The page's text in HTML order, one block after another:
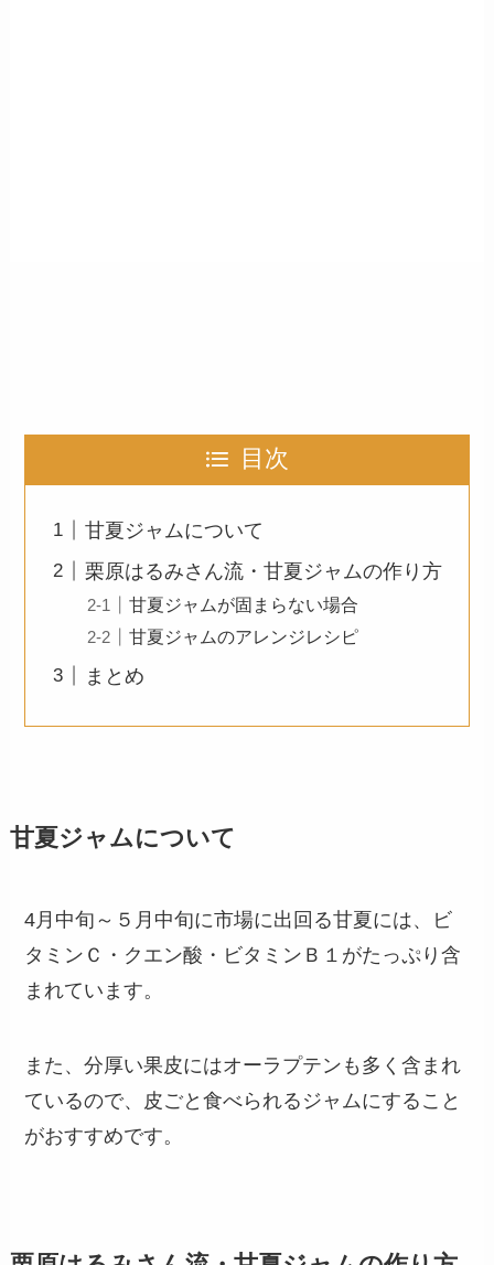
目次
甘夏ジャムについて
栗原はるみさん流・甘夏ジャムの作り方
甘夏ジャムが固まらない場合
甘夏ジャムのアレンジレシピ
まとめ
甘夏ジャムについて
4月中旬～５月中旬に市場に出回る甘夏には、ビ
タミンＣ・クエン酸・ビタミンＢ１がたっぷり含
まれています。
また、分厚い果皮にはオーラプテンも多く含まれ
ているので、皮ごと食べられるジャムにすること
がおすすめです。